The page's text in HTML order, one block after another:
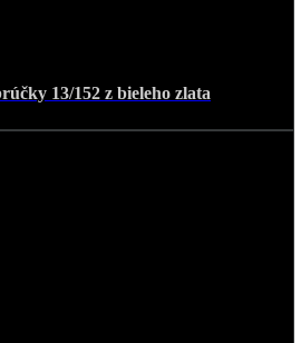
13/152 z bieleho zlata